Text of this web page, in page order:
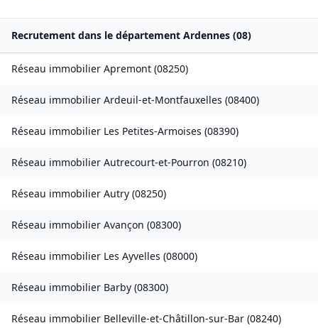
Recrutement dans le département Ardennes (08)
Réseau immobilier Apremont (08250)
Réseau immobilier Ardeuil-et-Montfauxelles (08400)
Réseau immobilier Les Petites-Armoises (08390)
Réseau immobilier Autrecourt-et-Pourron (08210)
Réseau immobilier Autry (08250)
Réseau immobilier Avançon (08300)
Réseau immobilier Les Ayvelles (08000)
Réseau immobilier Barby (08300)
Réseau immobilier Belleville-et-Châtillon-sur-Bar (08240)